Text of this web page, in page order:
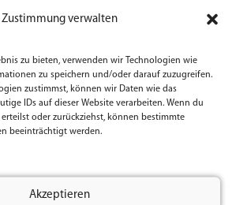
Zustimmung verwalten
zu bieten, verwenden wir Technologien wie
zu speichern und/oder darauf zuzugreifen.
zustimmst, können wir Daten wie das
IDs auf dieser Website verarbeiten. Wenn du
oder zurückziehst, können bestimmte
beeinträchtigt werden.
Akzeptieren
zu“, um Google recaptcha zu aktivieren